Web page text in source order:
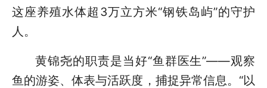
这座养殖水体超3万立方米“钢铁岛屿”的守护
人。
黄锦尧的职责是当好“鱼群医生”——观察
鱼的游姿、体表与活跃度，捕捉异常信息。“以